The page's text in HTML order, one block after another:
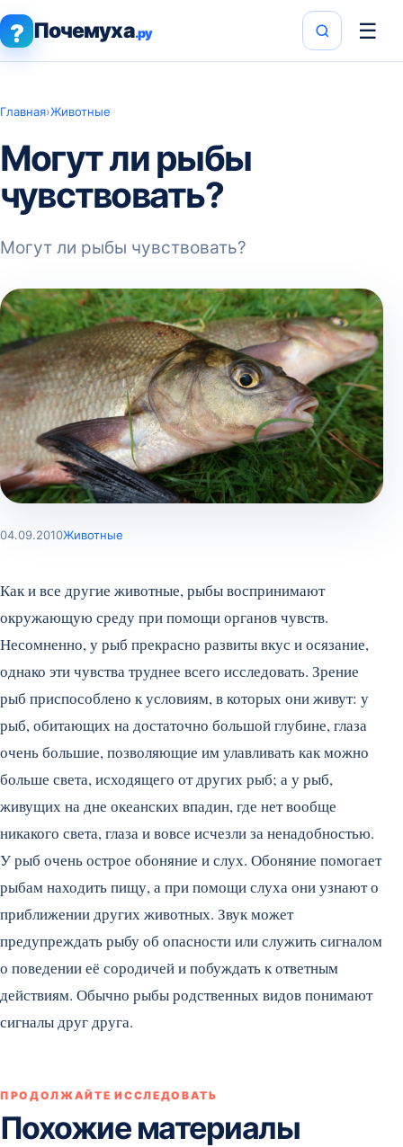
? Почемуха.ру ☰
Главная›Животные
Могут ли рыбы
чувствовать?
Могут ли рыбы чувствовать?
04.09.2010Животные
Как и все другие животные, рыбы воспринимают
окружающую среду при помощи органов чувств.
Несомненно, у рыб прекрасно развиты вкус и осязание,
однако эти чувства труднее всего исследовать. Зрение
рыб приспособлено к условиям, в которых они живут: у
рыб, обитающих на достаточно большой глубине, глаза
очень большие, позволяющие им улавливать как можно
больше света, исходящего от других рыб; а у рыб,
живущих на дне океанских впадин, где нет вообще
никакого света, глаза и вовсе исчезли за ненадобностью.
У рыб очень острое обоняние и слух. Обоняние помогает
рыбам находить пищу, а при помощи слуха они узнают о
приближении других животных. Звук может
предупреждать рыбу об опасности или служить сигналом
о поведении её сородичей и побуждать к ответным
действиям. Обычно рыбы родственных видов понимают
сигналы друг друга.
ПРОДОЛЖАЙТЕ ИССЛЕДОВАТЬ
Похожие материалы